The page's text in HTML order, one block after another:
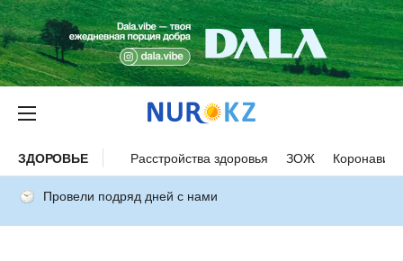
ЗДОРОВЬЕ Расстройства здоровья ЗОЖ
Провели подряд дней с нами